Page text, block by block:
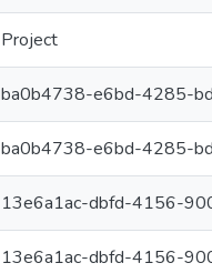
Project
ba0b4738-e6bd-4285-
ba0b4738-e6bd-4285-
13e6a1ac-dbfd-4156-
13e6a1ac-dbfd-4156-